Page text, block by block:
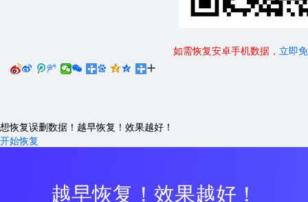
如需恢复安卓手机数据， 立即
     
想恢复误删数据！越早恢复！效果越好！
开始恢复
越早恢复！效果越好！